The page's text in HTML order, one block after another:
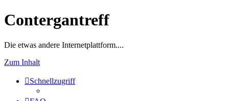
Contergantreff
Die etwas andere Internetplattform....
Zum Inhalt
Schnellzugriff